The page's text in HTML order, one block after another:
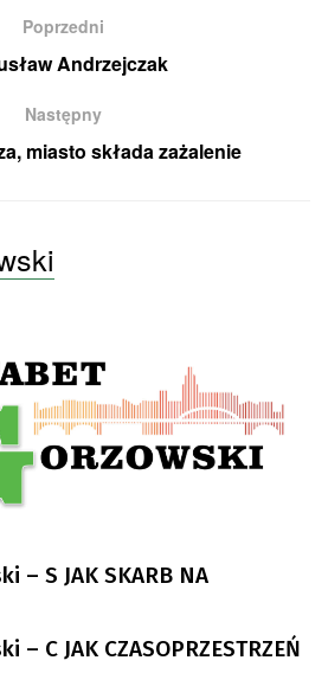
Poprzedni
Andrzejczak
Następny
miasto składa zażalenie
– S JAK SKARB NA
C JAK CZASOPRZESTRZEŃ